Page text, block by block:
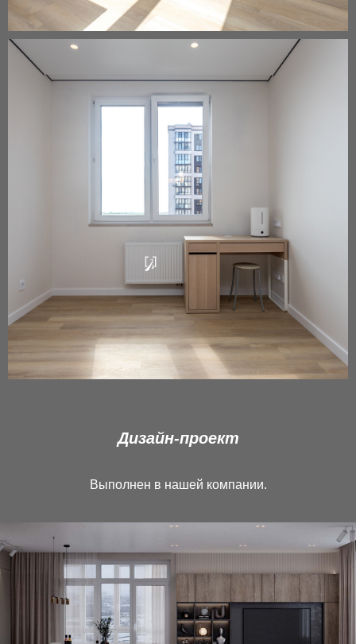
Дизайн-проект
Выполнен в нашей компании.